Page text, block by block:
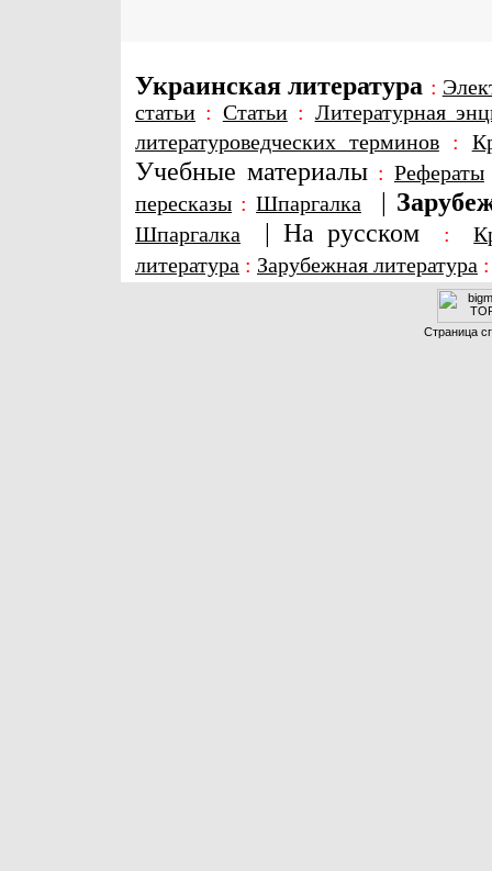
Украинская литература :
статьи : Статьи: Литературная
литературоведческих терминов:
Учебные материалы : Рефераты
пересказы : Шпаргалка |
Шпаргалка | На русском :
литература : Зарубежная литература
Страница